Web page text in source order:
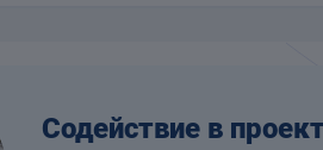
Содействие в